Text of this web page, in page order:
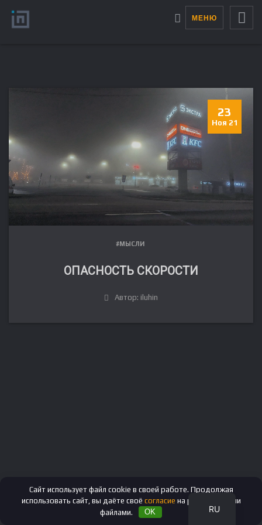
МЕНЮ
23
Ноя 21
#МЫСЛИ
ОПАСНОСТЬ СКОРОСТИ
Автор: iluhin
RU
EN
Сайт использует файл cookie в своей работе. Продолжая
использовать сайт, вы даёте своё согласие на работу с этими
файлами.
OK